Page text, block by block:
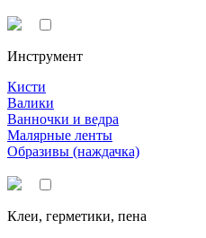
Инструмент
Кисти
Валики
Ванночки и ведра
Малярные ленты
Образивы (наждачка)
Клеи, герметики, пена